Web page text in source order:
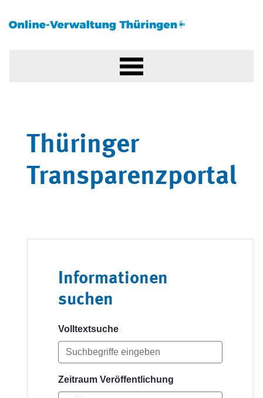
Thüringer
Transparenzportal
Informationen
suchen
Volltextsuche
Zeitraum Veröffentlichung